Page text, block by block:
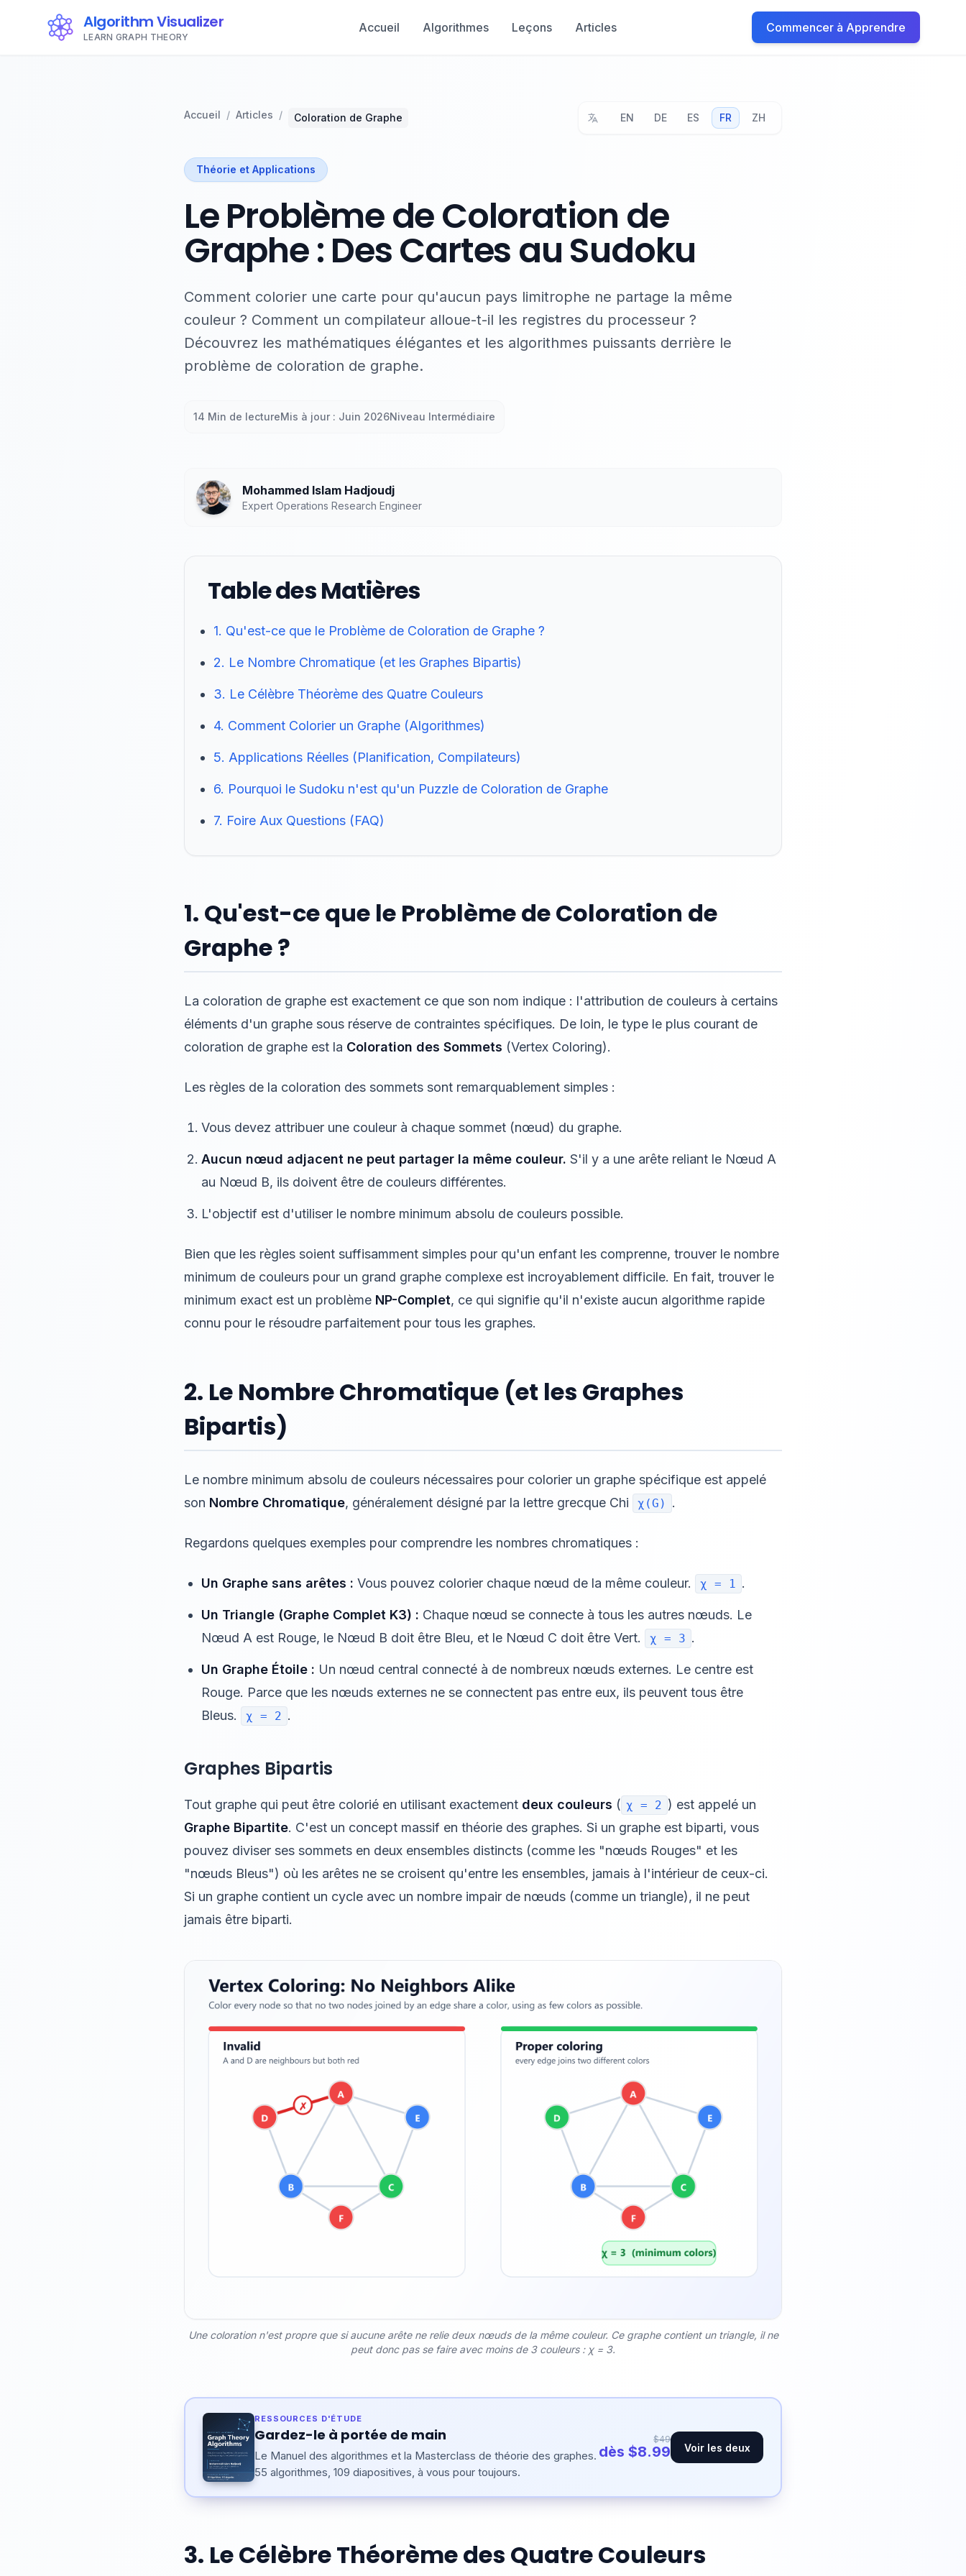
Algorithm Visualizer
LEARN GRAPH THEORY
Accueil Algorithmes Leçons Articles Commencer à Apprendre
Accueil / Articles / Coloration de Graphe EN DE ES FR ZH
Théorie et Applications
Le Problème de Coloration de
Graphe : Des Cartes au Sudoku
Comment colorier une carte pour qu'aucun pays limitrophe ne partage la même
couleur ? Comment un compilateur alloue-t-il les registres du processeur ?
Découvrez les mathématiques élégantes et les algorithmes puissants derrière le
problème de coloration de graphe.
14 Min de lectureMis à jour : Juin 2026Niveau Intermédiaire
Mohammed Islam Hadjoudj
Expert Operations Research Engineer
Table des Matières
1. Qu'est-ce que le Problème de Coloration de Graphe ?
2. Le Nombre Chromatique (et les Graphes Bipartis)
3. Le Célèbre Théorème des Quatre Couleurs
4. Comment Colorier un Graphe (Algorithmes)
5. Applications Réelles (Planification, Compilateurs)
6. Pourquoi le Sudoku n'est qu'un Puzzle de Coloration de Graphe
7. Foire Aux Questions (FAQ)
1. Qu'est-ce que le Problème de Coloration de
Graphe ?
La coloration de graphe est exactement ce que son nom indique : l'attribution de couleurs à certains
éléments d'un graphe sous réserve de contraintes spécifiques. De loin, le type le plus courant de
coloration de graphe est la Coloration des Sommets (Vertex Coloring).
Les règles de la coloration des sommets sont remarquablement simples :
Vous devez attribuer une couleur à chaque sommet (nœud) du graphe.
Aucun nœud adjacent ne peut partager la même couleur. S'il y a une arête reliant le Nœud A
au Nœud B, ils doivent être de couleurs différentes.
L'objectif est d'utiliser le nombre minimum absolu de couleurs possible.
Bien que les règles soient suffisamment simples pour qu'un enfant les comprenne, trouver le nombre
minimum de couleurs pour un grand graphe complexe est incroyablement difficile. En fait, trouver le
minimum exact est un problème NP-Complet, ce qui signifie qu'il n'existe aucun algorithme rapide
connu pour le résoudre parfaitement pour tous les graphes.
2. Le Nombre Chromatique (et les Graphes
Bipartis)
Le nombre minimum absolu de couleurs nécessaires pour colorier un graphe spécifique est appelé
son Nombre Chromatique, généralement désigné par la lettre grecque Chi χ(G) .
Regardons quelques exemples pour comprendre les nombres chromatiques :
Un Graphe sans arêtes : Vous pouvez colorier chaque nœud de la même couleur. χ = 1 .
Un Triangle (Graphe Complet K3) : Chaque nœud se connecte à tous les autres nœuds. Le
Nœud A est Rouge, le Nœud B doit être Bleu, et le Nœud C doit être Vert.
χ = 3 .
Un Graphe Étoile : Un nœud central connecté à de nombreux nœuds externes. Le centre est
Rouge. Parce que les nœuds externes ne se connectent pas entre eux, ils peuvent tous être
Bleus.
χ = 2 .
Graphes Bipartis
Tout graphe qui peut être colorié en utilisant exactement deux couleurs ( χ = 2 ) est appelé un
Graphe Bipartite. C'est un concept massif en théorie des graphes. Si un graphe est biparti, vous
pouvez diviser ses sommets en deux ensembles distincts (comme les "nœuds Rouges" et les
"nœuds Bleus") où les arêtes ne se croisent qu'entre les ensembles, jamais à l'intérieur de ceux-ci.
Si un graphe contient un cycle avec un nombre impair de nœuds (comme un triangle), il ne peut
jamais être biparti.
Une coloration n'est propre que si aucune arête ne relie deux nœuds de la même couleur. Ce graphe contient un triangle, il ne
peut donc pas se faire avec moins de 3 couleurs : χ = 3.
RESSOURCES D'ÉTUDE
Gardez-le à portée de main
Le Manuel des algorithmes et la Masterclass de théorie des graphes.
55 algorithmes, 109 diapositives, à vous pour toujours.
$49
dès $8.99 Voir les deux
3. Le Célèbre Théorème des Quatre Couleurs